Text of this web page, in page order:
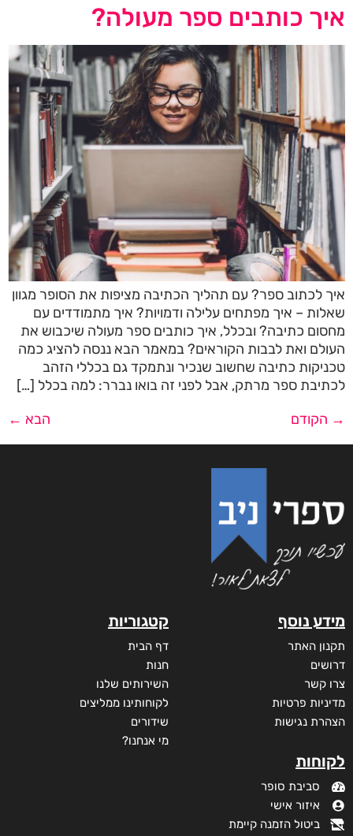
איך כותבים ספר מעולה?
איך לכתוב ספר? עם תהליך הכתיבה מציפות את הסופר מגוון
שאלות – איך מפתחים עלילה ודמויות? איך מתמודדים עם
מחסום כתיבה? ובכלל, איך כותבים ספר מעולה שיכבוש את
העולם ואת לבבות הקוראים? במאמר הבא ננסה להציג כמה
טכניקות כתיבה שחשוב שנכיר ונתמקד גם בכללי הזהב
לכתיבת ספר מרתק, אבל לפני זה בואו נברר: למה בכלל […]
→ הקודם הבא ←
מידע נוסף
תקנון האתר
דרושים
צרו קשר
מדיניות פרטיות
הצהרת נגישות
לקוחות
סביבת סופר
איזור אישי
ביטול הזמנה קיימת
קטגוריות
דף הבית
חנות
השירותים שלנו
לקוחותינו ממליצים
שידורים
מי אנחנו?